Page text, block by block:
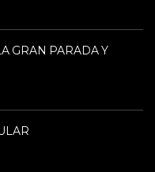
GRAN PARADA Y